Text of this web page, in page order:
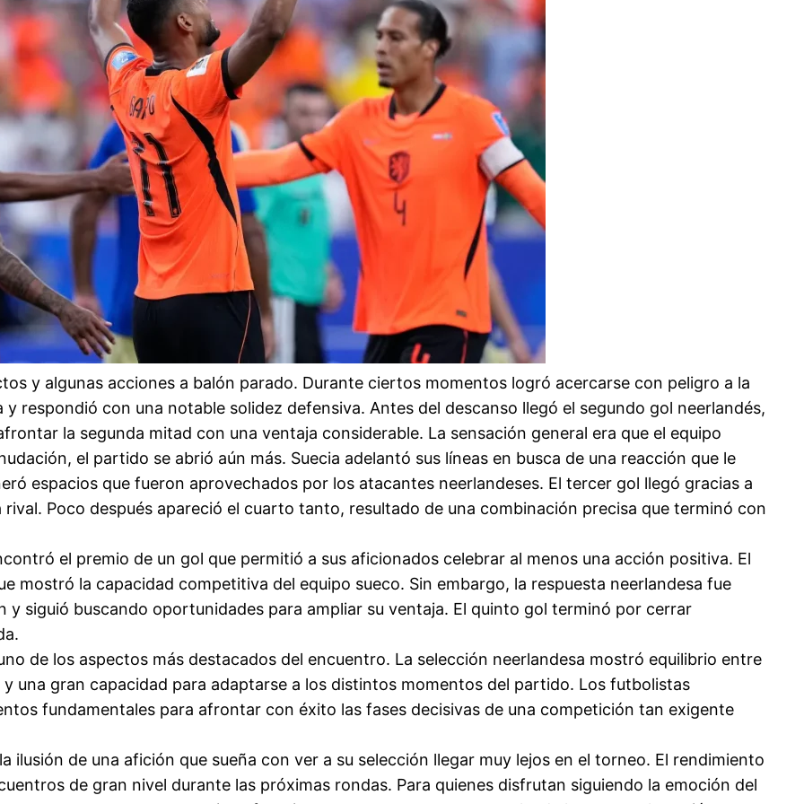
y algunas acciones a balón parado. Durante ciertos momentos logró acercarse con peligro a la
respondió con una notable solidez defensiva. Antes del descanso llegó el segundo gol neerlandés,
la segunda mitad con una ventaja considerable. La sensación general era que el equipo
el partido se abrió aún más. Suecia adelantó sus líneas en busca de una reacción que le
espacios que fueron aprovechados por los atacantes neerlandeses. El tercer gol llegó gracias a
Poco después apareció el cuarto tanto, resultado de una combinación precisa que terminó con
el premio de un gol que permitió a sus aficionados celebrar al menos una acción positiva. El
mostró la capacidad competitiva del equipo sueco. Sin embargo, la respuesta neerlandesa fue
y siguió buscando oportunidades para ampliar su ventaja. El quinto gol terminó por cerrar
de los aspectos más destacados del encuentro. La selección neerlandesa mostró equilibrio entre
una gran capacidad para adaptarse a los distintos momentos del partido. Los futbolistas
fundamentales para afrontar con éxito las fases decisivas de una competición tan exigente
de una afición que sueña con ver a su selección llegar muy lejos en el torneo. El rendimiento
de gran nivel durante las próximas rondas. Para quienes disfrutan siguiendo la emoción del